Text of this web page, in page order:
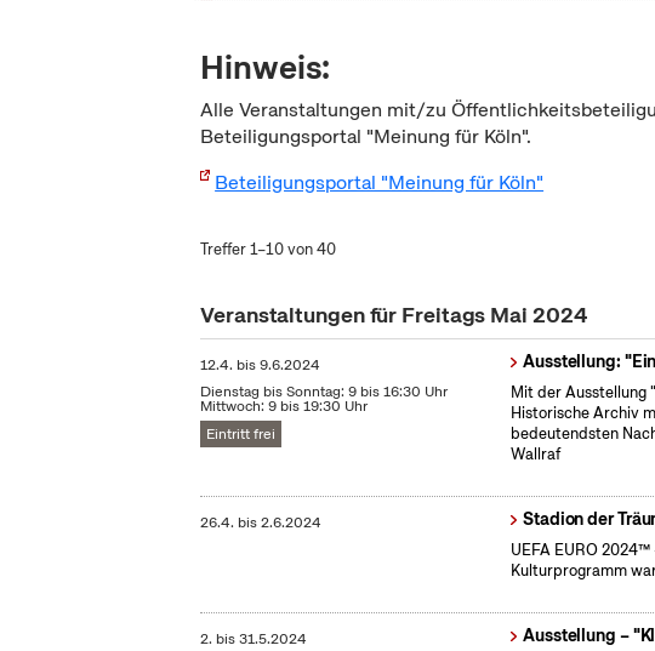
Hinweis:
Alle Veranstaltungen mit/zu
Beteiligungsportal "Meinung für Köln".
Beteiligungsportal "Meinung für Köln"
Treffer 1–10 von 40
Veranstaltungen für Freitags Mai 2024
12.4. bis9.6.2024
Dienstag bis Sonntag: 9 bis 16:30 Uhr
Mittwoch: 9 bis 19:30 Uhr
Eintritt frei
Ausstellung:
Mit der Ausstellung
Historische Archiv
bedeutendsten
Wallraf
26.4. bis2.6.2024 Stadion der
UEFA EURO
Kulturprogramm
2. bis31.5.2024
Ausstellung –